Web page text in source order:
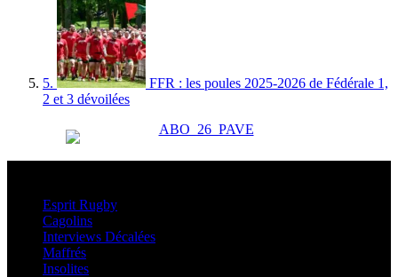
5.
FFR : les poules 2025-2026 de Fédérale 1,
2 et 3 dévoilées
Esprit Rugby
Cagolins
Interviews Décalées
Maffrés
Insolites